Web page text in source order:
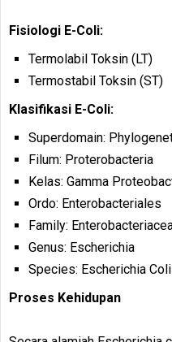
Fisiologi E-Coli:
Termolabil Toksin (LT)
Termostabil Toksin (ST)
Klasifikasi E-Coli:
Superdomain:
Filum: Proterobacteria
Kelas: Gamma
Ordo: Enterobacteriales
Family:
Genus: Escherichia
Species: Escherichia Coli
Proses Kehidupan